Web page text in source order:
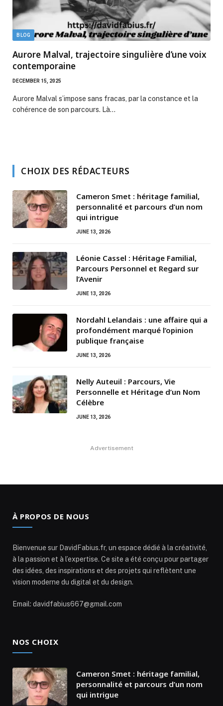
BLOG
Aurore Malval, trajectoire singulière d’une voix
contemporaine
DECEMBER 15, 2025
Aurore Malval s’impose sans fracas, par la constance et la
cohérence de son parcours. Là…
CHOIX DES RÉDACTEURS
Cameron Smet : héritage familial,
personnalité et parcours d’un nom
qui intrigue
JUNE 13, 2026
Léonie Cassel : Héritage Familial,
Parcours Personnel et Regard sur
l’Avenir
JUNE 13, 2026
Nordahl Lelandais : une affaire qui a
profondément marqué l’opinion
publique française
JUNE 13, 2026
Nelly Auteuil : Parcours, Vie
Personnelle et Héritage d’un Nom
Célèbre
JUNE 13, 2026
Advertisement
À PROPOS DE NOUS
Bienvenue sur DavidFabius.fr, un espace dédié à la créativité,
à la passion et à l’expertise. Ce site a été conçu pour partager
des idées, des inspirations et des projets qui reflètent une
vision moderne du digital et du design.
Email: davidfabius667@gmail.com
NOS CHOIX
Cameron Smet : héritage familial,
personnalité et parcours d’un nom
qui intrigue